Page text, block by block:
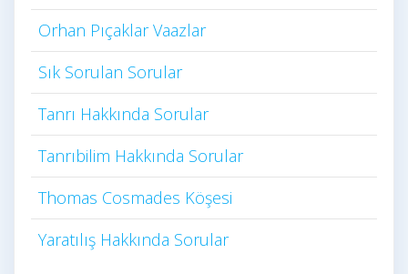
Orhan Pıçaklar Vaazlar
Sık Sorulan Sorular
Tanrı Hakkında Sorular
Tanrıbilim Hakkında Sorular
Thomas Cosmades Köşesi
Yaratılış Hakkında Sorular